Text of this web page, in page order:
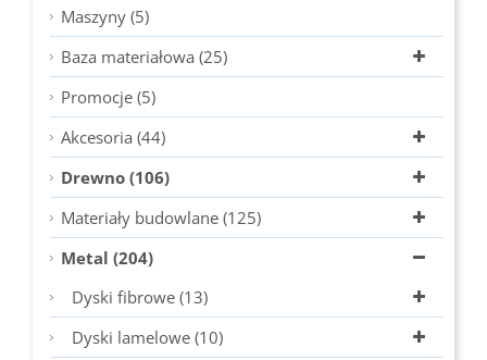
Maszyny (5)
Baza materiałowa (25)
Promocje (5)
Akcesoria (44)
Drewno (106)
Materiały budowlane (125)
Metal (204)
Dyski fibrowe (13)
Dyski lamelowe (10)